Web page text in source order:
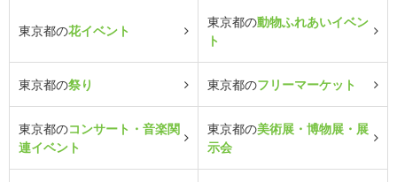
東京都の花イベント
東京都の動物ふれあいイベン
ト
東京都の祭り 東京都のフリーマーケット
東京都のコンサート・音楽関
連イベント
東京都の美術展・博物展・展
示会